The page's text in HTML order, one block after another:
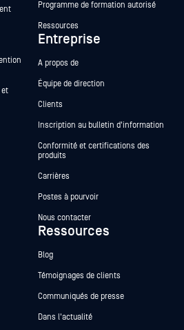
et
Programme de formation autorisé
Ressources
Entreprise
A propos de
Équipe de direction
Clients
Inscription au bulletin d'information
Conformité et certifications des
produits
Carrières
Postes à pourvoir
Nous contacter
Ressources
Blog
Témoignages de clients
Communiqués de presse
Dans l'actualité